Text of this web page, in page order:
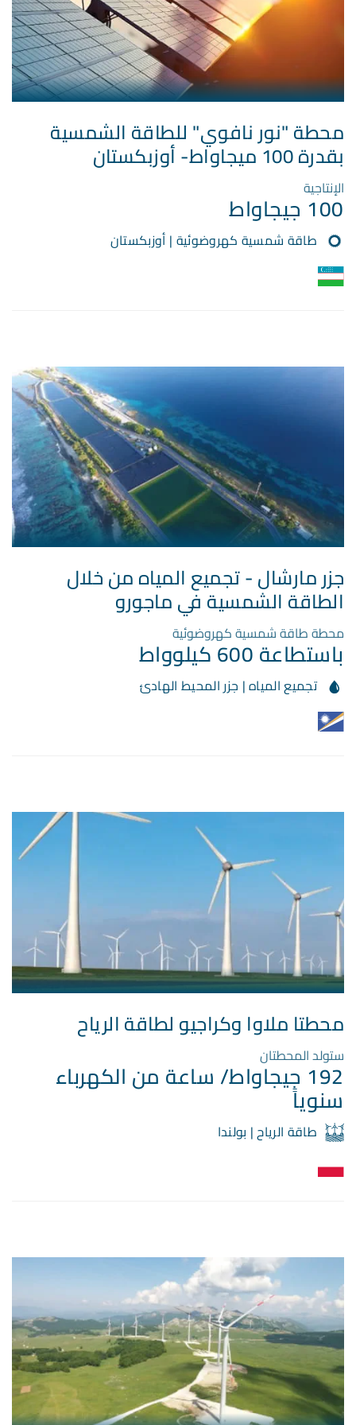
محطة "نور نافوي" للطاقة الشمسية
بقدرة 100 ميجاواط- أوزبكستان
الإنتاجية
100 جيجاواط
طاقة شمسية كهروضوئية | أوزبكستان
جزر مارشال - تجميع المياه من خلال
الطاقة الشمسية في ماجورو
محطة طاقة شمسية كهروضوئية
باستطاعة 600 كيلوواط
تجميع المياه | جزر المحيط الهادئ
محطتا ملاوا وكراجيو لطاقة الرياح
ستولد المحطتان
192 جيجاواط/ ساعة من الكهرباء
سنوياً
طاقة الرياح | بولندا